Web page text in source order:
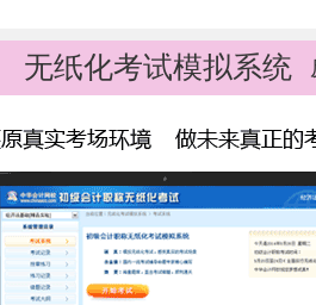
无纸化考试模拟系统